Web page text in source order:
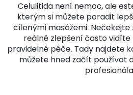
Celulitida není nemoc, ale
kterým si můžete poradit
cílenými masážemi.
reálné zlepšení často vidíte
pravidelné péče. Tady najdete
můžete hned začít používat